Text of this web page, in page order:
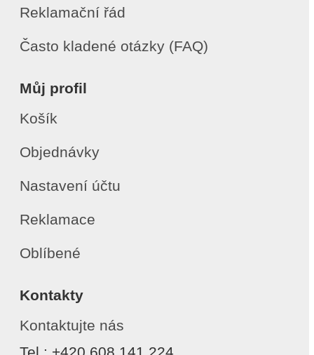
Reklamační řád
Často kladené otázky (FAQ)
Můj profil
Košík
Objednávky
Nastavení účtu
Reklamace
Oblíbené
Kontakty
Kontaktujte nás
Tel.: +420 608 141 224